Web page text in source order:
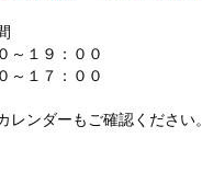
～１９：００
１７：００
ンダーもご確認ください。